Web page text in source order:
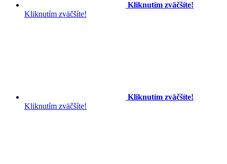
Kliknutím zväčšíte!
Kliknutím zväčšíte!
Kliknutím zväčšíte!
Kliknutím zväčšíte!